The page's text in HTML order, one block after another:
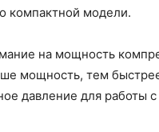
компактной модели.
на мощность
мощность, тем
давление для работы